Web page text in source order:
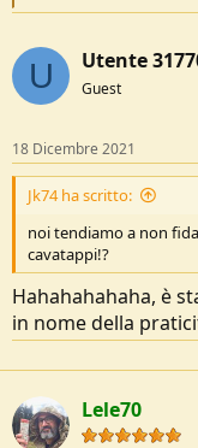
c
i
o
s
:
U Utente
Guest
18 Dicembre 2021
Jk74 ha scritto:
noi tendiamo a non
cavatappi!?
Hahahahahaha, è
in nome della
Lele70